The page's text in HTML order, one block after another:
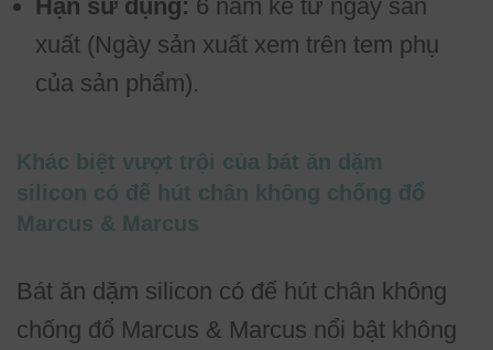
Hạn sử dụng: 6 năm kể từ ngày sản
xuất (Ngày sản xuất xem trên tem phụ
của sản phẩm).
Khác biệt vượt trội của bát ăn dặm
silicon có đế hút chân không chống đổ
Marcus & Marcus
Bát ăn dặm silicon có đế hút chân không
chống đổ Marcus & Marcus nổi bật không